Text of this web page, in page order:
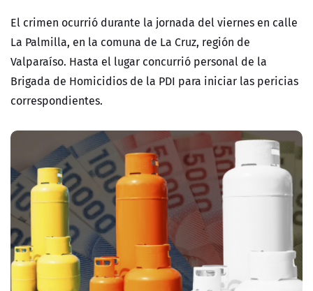
El crimen ocurrió durante la jornada del viernes en calle
La Palmilla, en la comuna de La Cruz, región de
Valparaíso. Hasta el lugar concurrió personal de la
Brigada de Homicidios de la PDI para iniciar las pericias
correspondientes.